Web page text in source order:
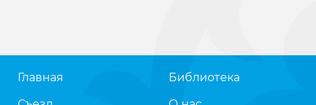
Главная
Библиотека